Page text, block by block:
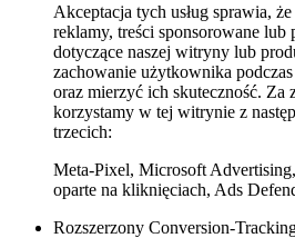
Akceptacja tych usług sprawia,
reklamy, treści sponsorowane lub
dotyczące naszej witryny lub
zachowanie użytkownika
oraz mierzyć ich skuteczność. Za
korzystamy w tej witrynie z
trzecich:
Meta-Pixel, Microsoft
oparte na kliknięciach, Ads
Rozszerzony Conversion-